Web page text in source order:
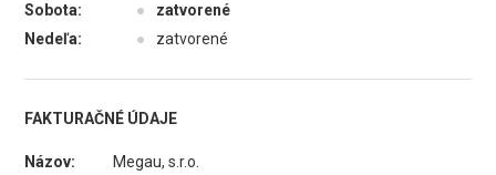
Sobota: ●
zatvorené
Nedeľa:
● zatvorené
FAKTURAČNÉ ÚDAJE
Názov:
Megau, s.r.o.